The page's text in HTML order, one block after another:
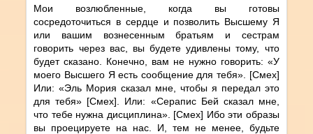
Мои возлюбленные, когда вы готовы
сосредоточиться в сердце и позволить Высшему Я
или вашим вознесенным братьям и сестрам
говорить через вас, вы будете удивлены тому, что
будет сказано. Конечно, вам не нужно говорить: «У
моего Высшего Я есть сообщение для тебя». [Смех]
Или: «Эль Мория сказал мне, чтобы я передал это
для тебя» [Смех]. Или: «Серапис Бей сказал мне,
что тебе нужна дисциплина». [Смех] Ибо эти образы
вы проецируете на нас. И, тем не менее, будьте